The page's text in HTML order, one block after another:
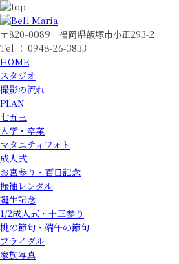
〒820-0089 福岡県飯塚市小正293-2
Tel ： 0948-26-3833
HOME
スタジオ
撮影の流れ
PLAN
七五三
入学・卒業
マタニティフォト
成人式
お宮参り・百日記念
振袖レンタル
誕生記念
1/2成人式・十三参り
桃の節句・端午の節句
ブライダル
家族写真